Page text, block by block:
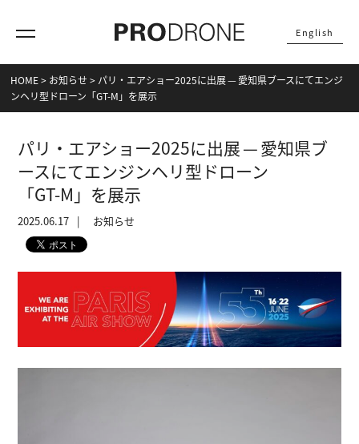
English
HOME> お知らせ > パリ・エアショー2025に出展 — 愛知県ブースにてエンジ
ンヘリ型ドローン「GT‑M」を展示
パリ・エアショー2025に出展 — 愛知県ブ
ースにてエンジンヘリ型ドローン
「GT‑M」を展示
2025.06.17 お知らせ